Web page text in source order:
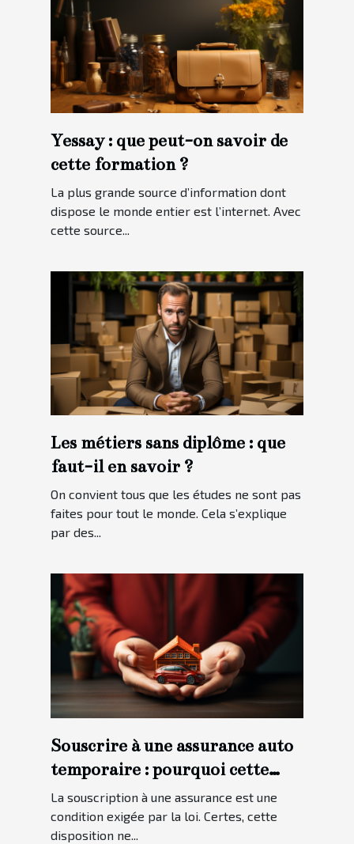
Yessay : que peut-on savoir de
cette formation ?
La plus grande source d’information dont
dispose le monde entier est l’internet. Avec
cette source...
Les métiers sans diplôme : que
faut-il en savoir ?
On convient tous que les études ne sont pas
faites pour tout le monde. Cela s’explique
par des...
Souscrire à une assurance auto
temporaire : pourquoi cette
option ?
La souscription à une assurance est une
condition exigée par la loi. Certes, cette
disposition ne...